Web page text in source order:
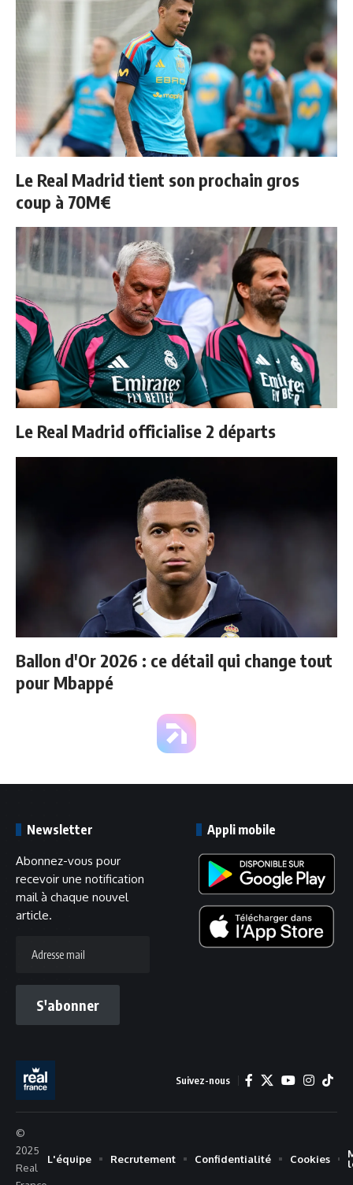
Le Real Madrid tient son prochain gros
coup à 70M€
Le Real Madrid officialise 2 départs
Ballon d'Or 2026 : ce détail qui change tout
pour Mbappé
Newsletter
Abonnez-vous pour
recevoir une notification
mail à chaque nouvel
article.
mail
S'abonner
Appli mobile
Suivez-nous
©
2025
Real
L'équipe Recrutement Confidentialité Cookies